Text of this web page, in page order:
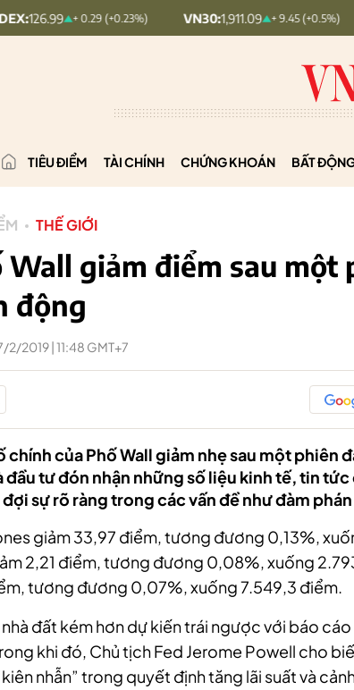
+ 0.29 (+0.23%) VN30:1,911.09 + 9.45 (+0.5%) VNINDEX:
TIÊU ĐIỂM TÀI CHÍNH CHỨNG KHOÁN BẤT
THẾ GIỚI
Wall giảm điểm sau một
động
2/2019 | 11:48 GMT+7
chính của Phố Wall giảm nhẹ sau một phiên
đầu tư đón nhận những số liệu kinh tế, tin
sự rõ ràng trong các vấn đề như đàm
giảm 33,97 điểm, tương đương 0,13%,
2,21 điểm, tương đương 0,08%, xuống
tương đương 0,07%, xuống 7.549,3 điểm.
nhà đất kém hơn dự kiến trái ngược với báo
khi đó, Chủ tịch Fed Jerome Powell cho
nhẫn” trong quyết định tăng lãi suất và